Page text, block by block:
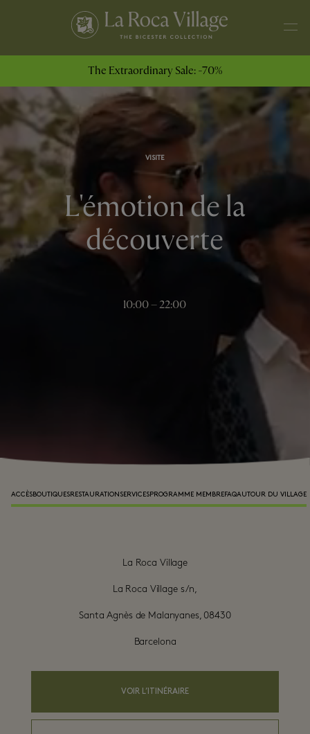
The Extraordinary Sale: -70%
VISITE
L'émotion de la
découverte
10:00 – 22:00
ACCÈSBOUTIQUESRESTAURATIONSERVICESPROGRAMME MEMBREFAQAUTOUR DU VILLAGE
La Roca Village
La Roca Village s/n,
Santa Agnès de Malanyanes, 08430
Barcelona
VOIR L’ITINÉRAIRE